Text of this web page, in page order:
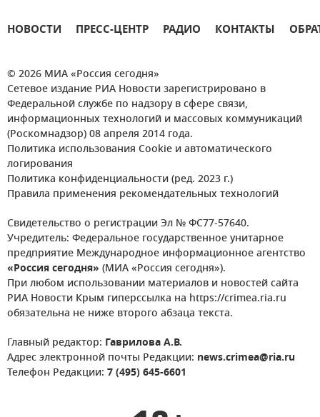
НОВОСТИ ПРЕСС-ЦЕНТР РАДИО КОНТАКТЫ
© 2026 МИА «Россия сегодня»
Сетевое издание РИА Новости зарегистрировано в
Федеральной службе по надзору в сфере связи,
информационных технологий и массовых коммуникаций
(Роскомнадзор) 08 апреля 2014 года.
Политика использования Cookie и автоматического
логирования
Политика конфиденциальности (ред. 2023 г.)
Правила применения рекомендательных технологий
Свидетельство о регистрации Эл № ФС77-57640.
Учредитель: Федеральное государственное унитарное
предприятие Международное информационное агентство
«Россия сегодня» (МИА «Россия сегодня»).
При любом использовании материалов и новостей сайта
РИА Новости Крым гиперссылка на https://crimea.ria.ru
обязательна не ниже второго абзаца текста.
Главный редактор: Гаврилова А.В.
Адрес электронной почты Редакции: news.crimea@ria.ru
Телефон Редакции: 7 (495) 645-6601